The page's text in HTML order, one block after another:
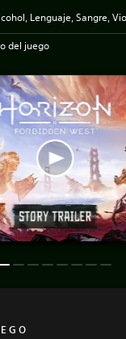
Lenguaje, Sangre,
del juego